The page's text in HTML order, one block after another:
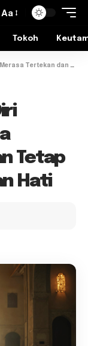
Aa
Tokoh
Menjaga Ketenangan Hati
Tetap
Hati